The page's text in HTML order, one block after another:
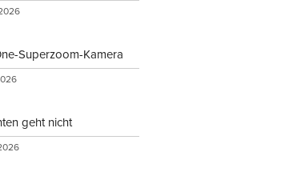
Superzoom-Kamera
geht nicht